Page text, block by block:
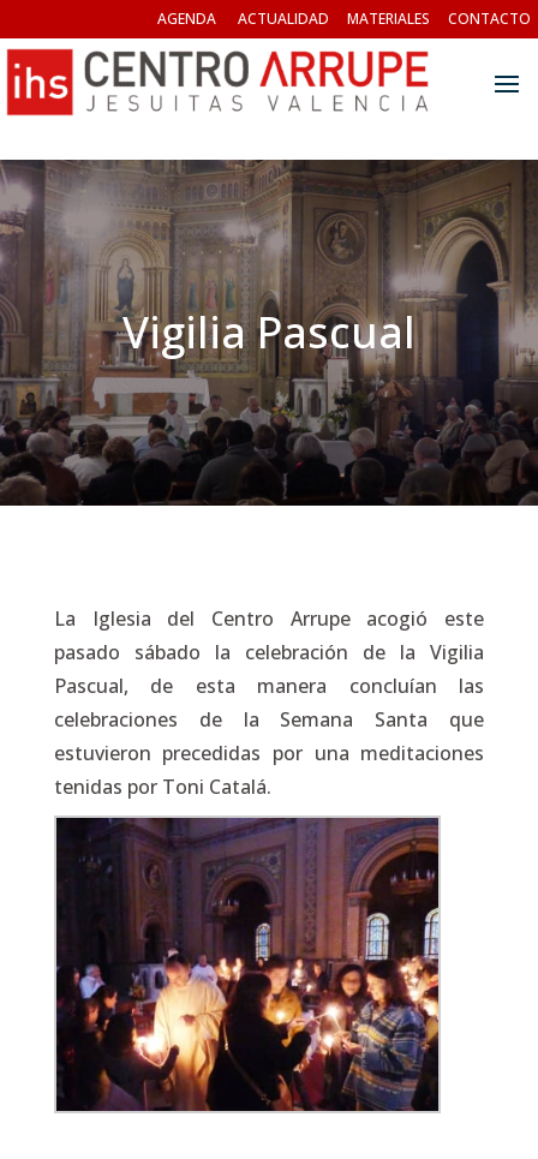
AGENDA ACTUALIDAD MATERIALES CONTACTO
Vigilia Pascual
La Iglesia del Centro Arrupe acogió este
pasado sábado la celebración de la Vigilia
Pascual, de esta manera concluían las
celebraciones de la Semana Santa que
estuvieron precedidas por una meditaciones
tenidas por Toni Catalá.